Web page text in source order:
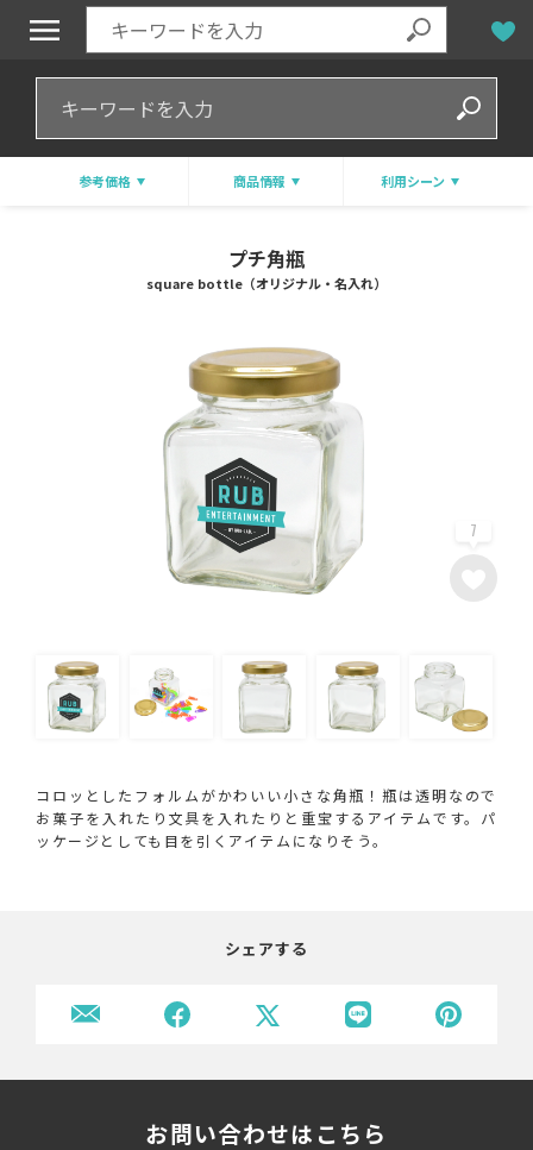
参考価格 商品情報 利用シーン
プチ角瓶
square bottle（オリジナル・名入れ）
7
コロッとしたフォルムがかわいい小さな角瓶！瓶は透明なので
お菓子を入れたり文具を入れたりと重宝するアイテムです。パ
ッケージとしても目を引くアイテムになりそう。
シェアする
お問い合わせはこちら